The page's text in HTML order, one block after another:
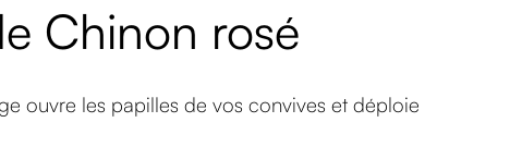
Chinon rosé
ouvre les papilles de vos convives et déploie